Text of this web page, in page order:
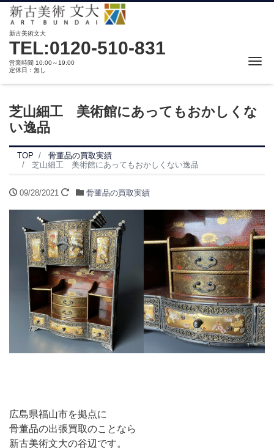
新古美術文大
TEL:0120-510-831
営業時間 10:00～19:00
定休日：無し
芝山細工 美術館にあってもおかしくな
い逸品
TOP
骨董品の買取実績
芝山細工 美術館にあってもおかしくない逸品
09/28/2021 骨董品の買取実績
広島県福山市を拠点に
骨董品の出張買取のことなら
新古美術文大の谷辺です。